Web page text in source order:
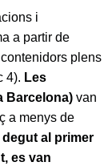
i
a partir de
plens
4). Les
Barcelona) van
a menys de
al primer
es van